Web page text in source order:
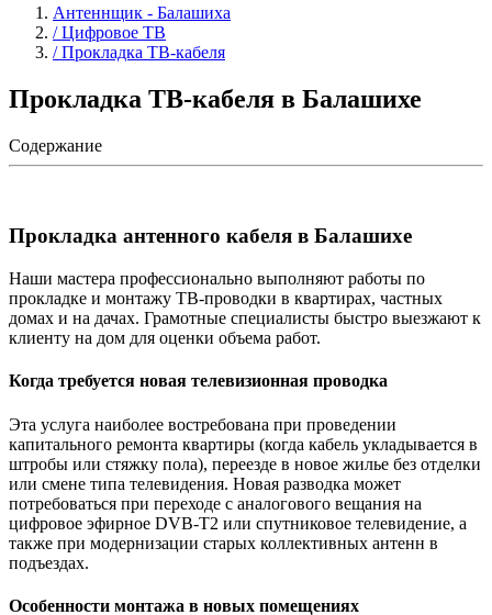
Антеннщик - Балашиха
/ Цифровое ТВ
/ Прокладка ТВ-кабеля
Прокладка ТВ-кабеля в Балашихе
Содержание
Прокладка антенного кабеля в Балашихе
Наши мастера профессионально выполняют работы по
прокладке и монтажу ТВ-проводки в квартирах, частных
домах и на дачах. Грамотные специалисты быстро выезжают к
клиенту на дом для оценки объема работ.
Когда требуется новая телевизионная проводка
Эта услуга наиболее востребована при проведении
капитального ремонта квартиры (когда кабель укладывается в
штробы или стяжку пола), переезде в новое жилье без отделки
или смене типа телевидения. Новая разводка может
потребоваться при переходе с аналогового вещания на
цифровое эфирное DVB-T2 или спутниковое телевидение, а
также при модернизации старых коллективных антенн в
подъездах.
Особенности монтажа в новых помещениях